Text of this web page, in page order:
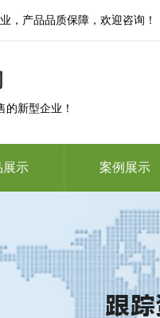
，产品品质保障，欢迎咨询！
新型企业！
展示 案例展示